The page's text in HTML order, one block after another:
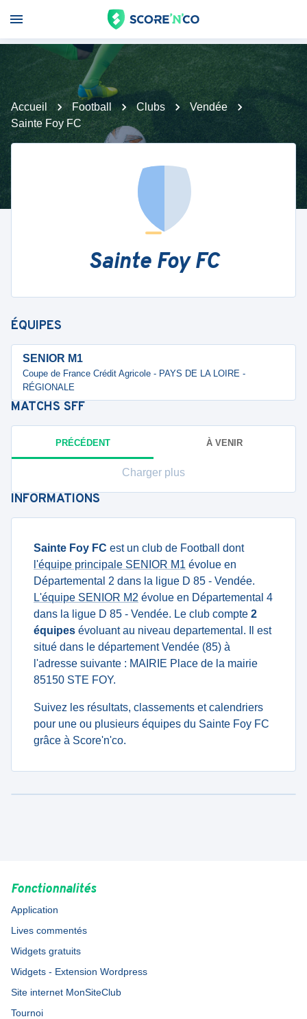
Accueil Football Clubs
Vendée
Sainte Foy FC
Sainte Foy FC
ÉQUIPES
SENIOR M1
Coupe de France Crédit Agricole - PAYS DE LA LOIRE -
RÉGIONALE
MATCHS SFF
PRÉCÉDENT À VENIR
Charger plus
INFORMATIONS
Sainte Foy FC est un club de Football dont
l'équipe principale SENIOR M1 évolue en
Départemental 2 dans la ligue D 85 - Vendée.
L'équipe SENIOR M2 évolue en Départemental 4
dans la ligue D 85 - Vendée. Le club compte 2
équipes évoluant au niveau departemental. Il est
situé dans le département Vendée (85) à
l'adresse suivante : MAIRIE Place de la mairie
85150 STE FOY.
Suivez les résultats, classements et calendriers
pour une ou plusieurs équipes du Sainte Foy FC
grâce à Score'n'co.
Fonctionnalités
Application
Lives commentés
Widgets gratuits
Widgets - Extension Wordpress
Site internet MonSiteClub
Tournoi